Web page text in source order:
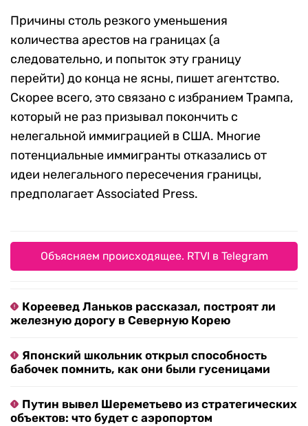
Причины столь резкого уменьшения
количества арестов на границах (а
следовательно, и попыток эту границу
перейти) до конца не ясны, пишет агентство.
Скорее всего, это связано с избранием Трампа,
который не раз призывал покончить с
нелегальной иммиграцией в США. Многие
потенциальные иммигранты отказались от
идеи нелегального пересечения границы,
предполагает Associated Press.
Объясняем происходящее. RTVI в Telegram
Кореевед Ланьков рассказал, построят ли
железную дорогу в Северную Корею
Японский школьник открыл способность
бабочек помнить, как они были гусеницами
Путин вывел Шереметьево из стратегических
объектов: что будет с аэропортом